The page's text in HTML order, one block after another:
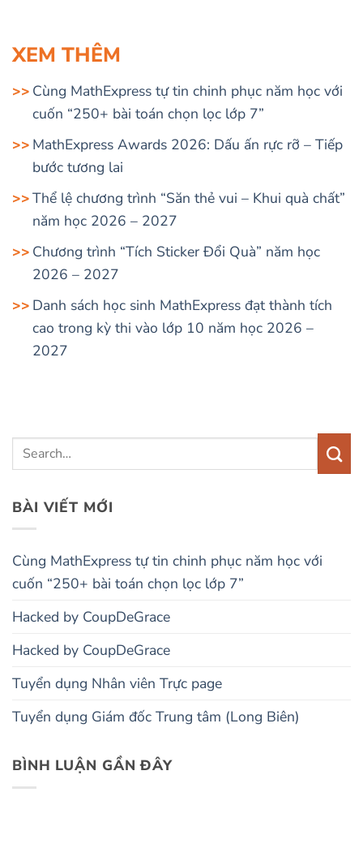
XEM THÊM
Cùng MathExpress tự tin chinh phục năm học với
cuốn “250+ bài toán chọn lọc lớp 7”
MathExpress Awards 2026: Dấu ấn rực rỡ – Tiếp
bước tương lai
Thể lệ chương trình “Săn thẻ vui – Khui quà chất”
năm học 2026 – 2027
Chương trình “Tích Sticker Đổi Quà” năm học
2026 – 2027
Danh sách học sinh MathExpress đạt thành tích
cao trong kỳ thi vào lớp 10 năm học 2026 –
2027
BÀI VIẾT MỚI
Cùng MathExpress tự tin chinh phục năm học với
cuốn “250+ bài toán chọn lọc lớp 7”
Hacked by CoupDeGrace
Hacked by CoupDeGrace
Tuyển dụng Nhân viên Trực page
Tuyển dụng Giám đốc Trung tâm (Long Biên)
BÌNH LUẬN GẦN ĐÂY